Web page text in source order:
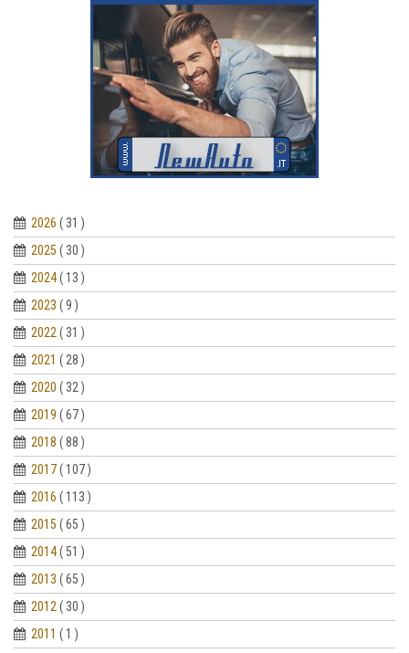
2026 ( 31 )
2025 ( 30 )
2024( 13 )
2023 ( 9 )
2022( 31 )
2021 ( 28 )
2020 ( 32 )
2019 ( 67 )
2018 ( 88 )
2017( 107 )
2016 ( 113 )
2015 ( 65 )
2014( 51 )
2013 ( 65 )
2012( 30 )
2011 ( 1 )